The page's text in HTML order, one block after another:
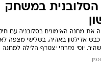
הסלובנית במשחק
את מחנה האימונים בסלובניה עם
אדילסון באהיה. בשלישי מצפה
יוסי מזרחי יצטרף הלילה למחנה